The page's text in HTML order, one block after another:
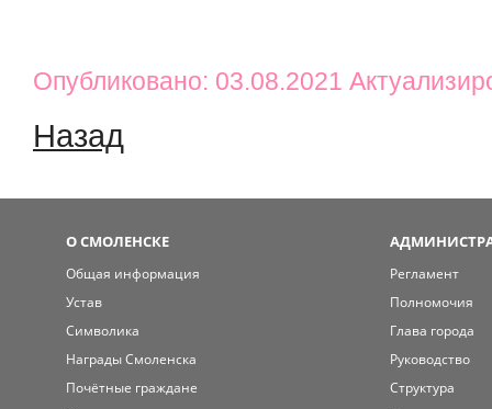
Опубликовано: 03.08.2021
Назад
О СМОЛЕНСКЕ
Общая информация
Устав
Символика
Награды Смоленска
Почётные граждане
Регламент
Полномочия
Глава города
Руководство
Структура